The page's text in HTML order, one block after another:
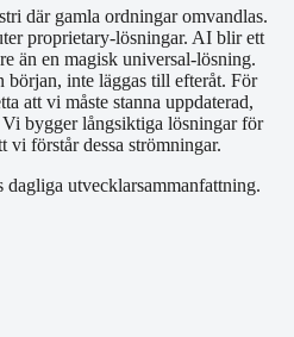
där gamla ordningar omvandlas.
proprietary-lösningar. AI blir ett
än en magisk universal-lösning.
början, inte läggas till efteråt. För
att vi måste stanna uppdaterad,
bygger långsiktiga lösningar för
vi förstår dessa strömningar.
utvecklarsammanfattning.